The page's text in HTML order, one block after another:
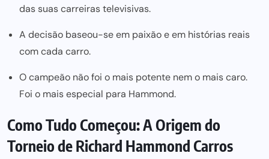
das suas carreiras televisivas.
A decisão baseou-se em paixão e em histórias reais
com cada carro.
O campeão não foi o mais potente nem o mais caro.
Foi o mais especial para Hammond.
Como Tudo Começou: A Origem do
Torneio de Richard Hammond Carros